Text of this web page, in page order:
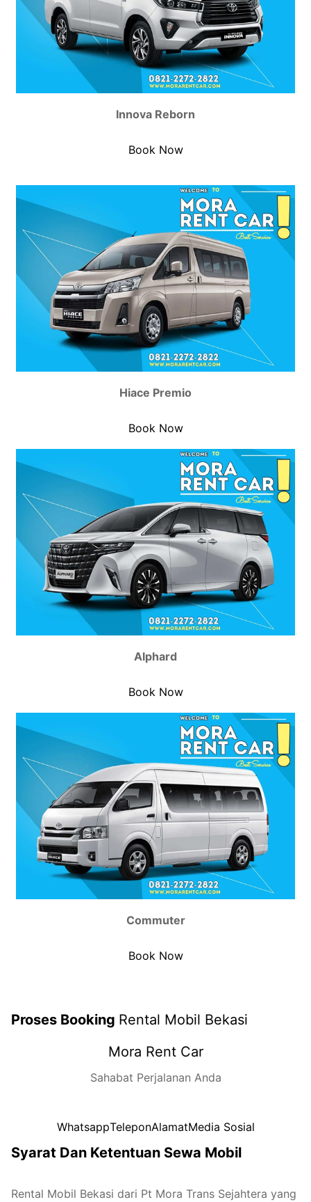
Innova Reborn
Book Now
Hiace Premio
Book Now
Alphard
Book Now
Commuter
Book Now
Proses Booking Rental Mobil Bekasi
Mora Rent Car
Sahabat Perjalanan Anda
WhatsappTeleponAlamatMedia Sosial
Syarat Dan Ketentuan Sewa Mobil
Rental Mobil Bekasi dari Pt Mora Trans Sejahtera yang